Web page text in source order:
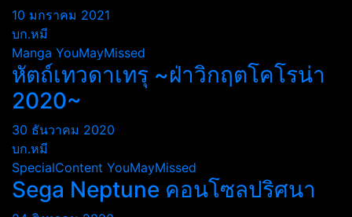
10 มกราคม 2021
บก.หมี
Manga YouMayMissed
หัตถ์เทวดาเทรุ ~ฝ่าวิกฤตโคโรน่า
2020~
30 ธันวาคม 2020
บก.หมี
SpecialContent YouMayMissed
Sega Neptune คอนโซลปริศนา